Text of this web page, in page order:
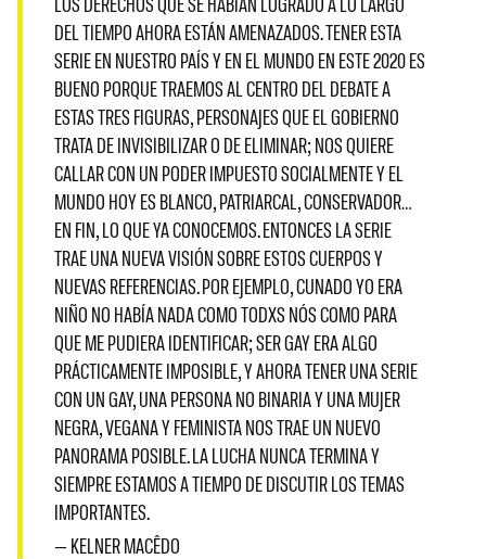
DEL TIEMPO AHORA ESTÁN AMENAZADOS. TENER ESTA
SERIE EN NUESTRO PAÍS Y EN EL MUNDO EN ESTE 2020 ES
BUENO PORQUE TRAEMOS AL CENTRO DEL DEBATE A
ESTAS TRES FIGURAS, PERSONAJES QUE EL GOBIERNO
TRATA DE INVISIBILIZAR O DE ELIMINAR; NOS QUIERE
CALLAR CON UN PODER IMPUESTO SOCIALMENTE Y EL
MUNDO HOY ES BLANCO, PATRIARCAL, CONSERVADOR…
EN FIN, LO QUE YA CONOCEMOS. ENTONCES LA SERIE
TRAE UNA NUEVA VISIÓN SOBRE ESTOS CUERPOS Y
NUEVAS REFERENCIAS. POR EJEMPLO, CUNADO YO ERA
NIÑO NO HABÍA NADA COMO TODXS NÓS COMO PARA
QUE ME PUDIERA IDENTIFICAR; SER GAY ERA ALGO
PRÁCTICAMENTE IMPOSIBLE, Y AHORA TENER UNA SERIE
CON UN GAY, UNA PERSONA NO BINARIA Y UNA MUJER
NEGRA, VEGANA Y FEMINISTA NOS TRAE UN NUEVO
PANORAMA POSIBLE. LA LUCHA NUNCA TERMINA Y
SIEMPRE ESTAMOS A TIEMPO DE DISCUTIR LOS TEMAS
IMPORTANTES.
— KELNER MACÊDO